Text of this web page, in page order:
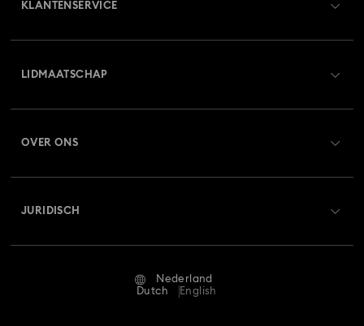
KLANTENSERVICE
Retourneren en ruilen
Reparatiestatus
Neem contact met ons op
LIDMAATSCHAP
OVER ONS
JURIDISCH
Algemene voorwaarden
Nederland
Dutch
English